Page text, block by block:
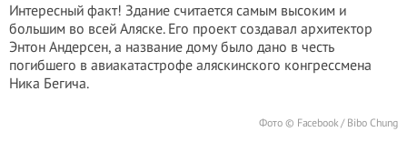
Интересный факт! Здание считается самым высоким и
большим во всей Аляске. Его проект создавал архитектор
Энтон Андерсен, а название дому было дано в честь
погибшего в авиакатастрофе аляскинского конгрессмена
Ника Бегича.
Фото © Facebook / Bibo Chung